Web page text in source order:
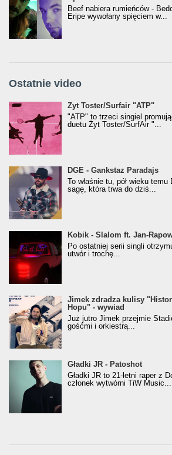
Beef nabiera rumieńców -
Eripe wywołany spięciem w...
Ostatnie video
Żyt Toster/SurfAir - ATP VIDEO
Żyt Toster/Surfair "ATP"
"ATP" to trzeci singiel
duetu Żyt Toster/SurfAir "...
donGURALesko z nagrodą za
Klasyczny/Trueschoolowy
(Popkillery 2023)
DGE - Gankstaz Paradajs
To właśnie tu, pół wieku
sagę, która trwa do dziś...
Kobik - Slalom ft. Jan-
[Official Music Visualiser]
Kobik - Slalom ft. Jan-
Po ostatniej serii singli
utwór i trochę...
Jimek zdradza kulisy "Historii
Hopu" - wywiad
Jimek zdradza kulisy
Hopu" - wywiad
Już jutro Jimek przejmie
gośćmi i orkiestrą...
Gładki JR - Patoshot
Gładki JR - Patoshot
Gładki JR to 21-letni raper z
członek wytwórni TiW Music...